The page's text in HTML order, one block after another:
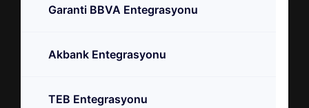
Garanti BBVA Entegrasyonu
Akbank Entegrasyonu
TEB Entegrasyonu